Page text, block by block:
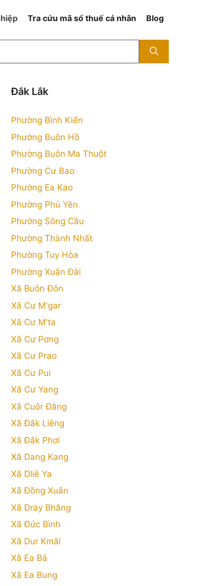
Tra cứu mã số thuế cá nhân Blog
Đắk Lắk
Phường Bình Kiến
Phường Buôn Hồ
Phường Buôn Ma Thuột
Phường Cư Bao
Phường Ea Kao
Phường Phú Yên
Phường Sông Cầu
Phường Thành Nhất
Phường Tuy Hòa
Phường Xuân Đài
Xã Buôn Đôn
Xã Cư M'gar
Xã Cư M'ta
Xã Cư Pơng
Xã Cư Prao
Xã Cư Pui
Xã Cư Yang
Xã Cuôr Đăng
Xã Đắk Liêng
Xã Đắk Phơi
Xã Dang Kang
Xã Dliê Ya
Xã Đồng Xuân
Xã Dray Bhăng
Xã Đức Bình
Xã Dur Kmăl
Xã Ea Bá
Xã Ea Bung